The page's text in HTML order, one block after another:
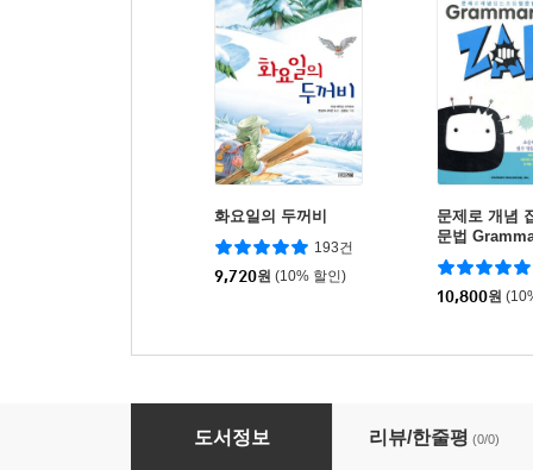
화요일의 두꺼비
193건
9,720원 (10% 할인)
문제로 개념
문법
1
10,800원
선스시 동물동화 1~5권 세트/아동도서 증정
도서정보 리뷰/한줄평 (0/0)